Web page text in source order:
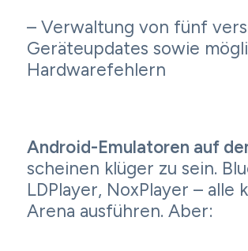
– Verwaltung von fünf
Geräteupdates sowie
Hardwarefehlern
Android-Emulatoren auf
scheinen klüger zu sein.
LDPlayer, NoxPlayer – alle
Arena ausführen. Aber: